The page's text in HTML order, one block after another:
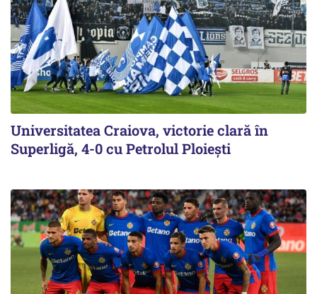
Universitatea Craiova, victorie clară în
Superligă, 4-0 cu Petrolul Ploieşti